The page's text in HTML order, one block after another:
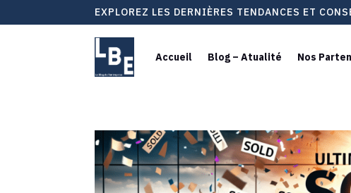
EXPLOREZ LES DERNIÈRES TENDANCES ET
Accueil Blog – Atualité Nos